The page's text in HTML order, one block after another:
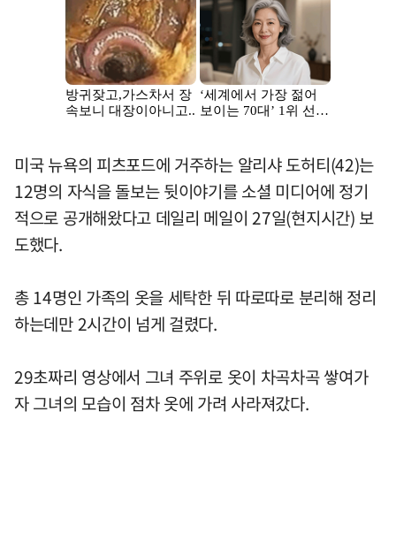
미국 뉴욕의 피츠포드에 거주하는 알리샤 도허티(42)는
12명의 자식을 돌보는 뒷이야기를 소셜 미디어에 정기
적으로 공개해왔다고 데일리 메일이 27일(현지시간) 보
도했다.
총 14명인 가족의 옷을 세탁한 뒤 따로따로 분리해 정리
하는데만 2시간이 넘게 걸렸다.
29초짜리 영상에서 그녀 주위로 옷이 차곡차곡 쌓여가
자 그녀의 모습이 점차 옷에 가려 사라져갔다.